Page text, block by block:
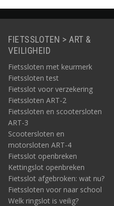
FIETSSLOTEN > ART &
VEILIGHEID
Fietssloten met keurmerk
Fietssloten test
Fietsslot voor verzekering
Fietssloten ART-2
Fietssloten en scootersloten
ART-3
Scootersloten en
motorsloten ART-4
Fietsslot openbreken
Kettingslot openbreken
Fietsslot afgebroken: wat nu?
Fietssloten voor naar school
Welk ringslot is veilig?